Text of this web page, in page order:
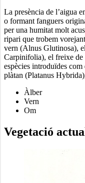
La presència de l’aigua
o formant fanguers
per una humitat molt
ripari que trobem
vern (Alnus Glutinosa),
Carpinifolia), el freixe
espècies introduïdes
plàtan (Platanus
Àlber
Vern
Om
Vegetació